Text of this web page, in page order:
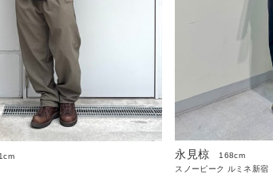
永見椋
168cm
スノーピーク ルミネ新宿